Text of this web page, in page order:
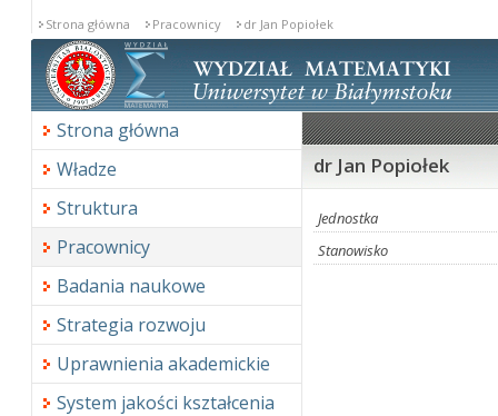
Strona główna Pracownicy dr Jan Popiołek
Strona główna
Władze
Struktura
Pracownicy
Badania naukowe
Strategia rozwoju
Uprawnienia akademickie
System jakości kształcenia
dr Jan Popiołek
Jednostka
Stanowisko